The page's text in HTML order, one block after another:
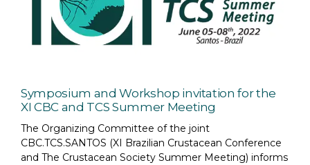
Symposium and Workshop invitation for the
XI CBC and TCS Summer Meeting
The Organizing Committee of the joint
CBC.TCS.SANTOS (XI Brazilian Crustacean Conference
and The Crustacean Society Summer Meeting) informs